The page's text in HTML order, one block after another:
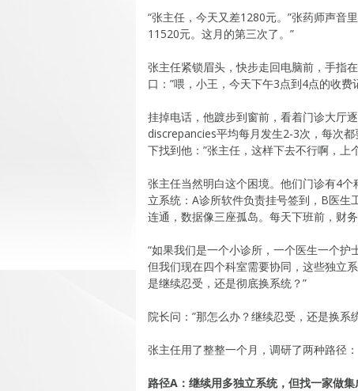
“张主任，今天又差1280元。”张药师声音
11520元。这月的第三次了。”
张主任紧锁眉头，快步走回电脑前，手指
口：”喂，小王，今天下午3点到4点的收
挂掉电话，他踱步到窗前，看着门诊大厅
discrepancies平均每月发生2-3次，每次
下找到他：”张主任，这样下去不行啊，
张主任当然明白这个困境。他们门诊有4
立系统：A诊所软件负责挂号签到，B医生
连通，数据像三座孤岛。每天下班前，财
“如果我们是一个小诊所，一个医生一个护
但我们现在四个科室需要协同，这些独
是继续忍受，还是彻底换系统？”
院长问：”那怎么办？继续忍受，还是换系
张主任用了整整一个月，调研了两种路径：
路径A：继续用多独立系统，但找一家做集